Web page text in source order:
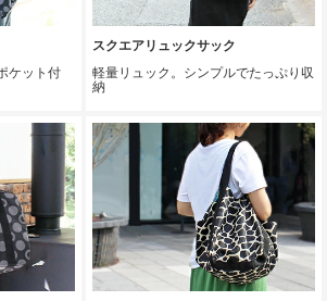
ケット付
スクエアリュックサック
軽量リュック。シンプルでたっぷり収
納